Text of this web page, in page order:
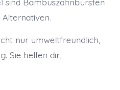
nur umweltfreundlich,
Sie helfen dir,